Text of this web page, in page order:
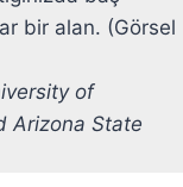
bir alan. (Görsel
of
Arizona State